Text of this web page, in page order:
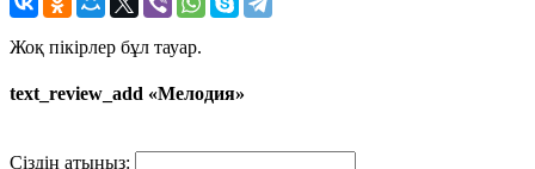
Жоқ пікірлер бұл тауар.
text_review_add «Мелодия»
Сіздің атыңыз: